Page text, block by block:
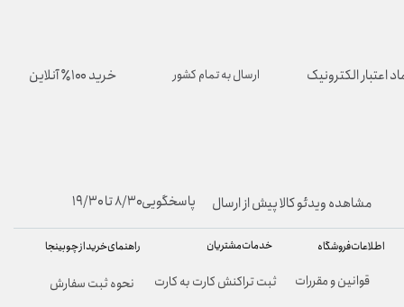
راهنمای خرید از چوبینجا
نحوه ثبت سفارش
خدمات مشتریان
ثبت تراکنش کارت به کارت
اطلاعات فروشگاه
قوانین و مقررات
ارسال به تمام کشور
پاسخگویی۸/۳۰ تا ۱۹/۳۰
اعتبار الکترونیک خرید ۱۰۰٪ آنلاین
مشاهده ویدئو کالا پیش از ارسال